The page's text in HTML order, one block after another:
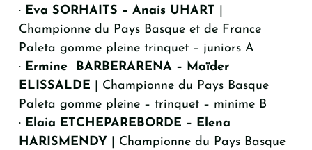
· Eva SORHAITS – Anais UHART
Championne du Pays Basque et de France
Paleta gomme pleine trinquet – juniors A
· Ermine BARBERARENA – Maïder
ELISSALDE | Championne du Pays Basque
Paleta gomme pleine – trinquet – minime B
· Elaia ETCHEPAREBORDE – Elena
HARISMENDY | Championne du Pays Basque